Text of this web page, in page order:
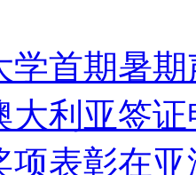
学首期暑
大利亚签
项表彰在